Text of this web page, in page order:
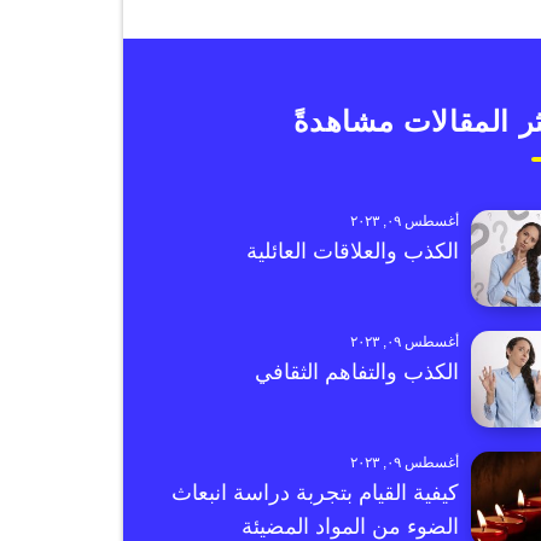
المقالات مشاهدةً
أغسطس ٠٩, ٢٠٢٣
الكذب والعلاقات العائلية
أغسطس ٠٩, ٢٠٢٣
الكذب والتفاهم الثقافي
أغسطس ٠٩, ٢٠٢٣
كيفية القيام بتجربة دراسة انبعاث
الضوء من المواد المضيئة